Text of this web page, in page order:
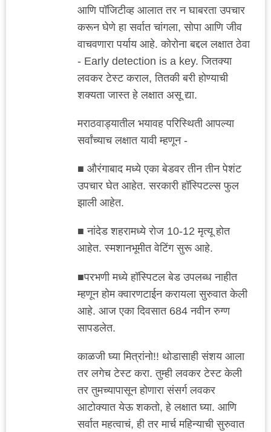
आणि पॉजिटीव्ह आलात तर न घाबरता उपचार
करून घेणे हा सर्वात चांगला, सोपा आणि जीव
वाचवणारा पर्याय आहे. कोरोना बद्दल लक्षात ठेवा
- Early detection is a key. जितक्या
लवकर टेस्ट कराल, तितकी बरी होण्याची
शक्यता जास्त हे लक्षात असू द्या.
मराठवाड्यातील भयावह परिस्थिती आपल्या
सर्वांच्याच लक्षात यावी म्हणून -
■ औरंगाबाद मध्ये एका बेडवर तीन तीन पेशंट
उपचार घेत आहेत. सरकारी हॉस्पिटल्स फुल
झाली आहेत.
■ नांदेड शहरामध्ये रोज 10-12 मृत्यू होत
आहेत. स्मशानभूमीत वेटिंग सुरू आहे.
■परभणी मध्ये हॉस्पिटल बेड उपलब्ध नाहीत
म्हणून होम क्वारणटाईन करायला सुरुवात केली
आहे. आज एका दिवसात 684 नवीन रुग्ण
सापडलेत.
काळजी घ्या मित्रांनो!! थोडासाही संशय आला
तर लगेच टेस्ट करा. तुम्ही लवकर टेस्ट केली
तर तुमच्यापासून होणारा संसर्ग लवकर
आटोक्यात येऊ शकतो, हे लक्षात घ्या. आणि
सर्वात महत्वाचं, ही तर मार्च महिन्याची सुरुवात